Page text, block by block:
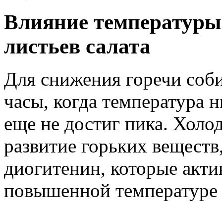
Влияние
листьев салата
Для снижения горечи
часы, когда температура
еще не достиг пика.
развитие горьких
диогитенин, которые
повышенной